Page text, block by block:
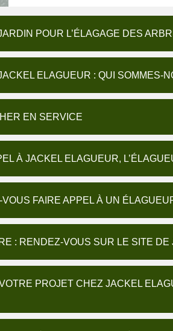
POUR L’ÉLAGAGE DES
ELAGUEUR : QUI SOMMES-
EN SERVICE
À JACKEL ELAGUEUR,
FAIRE APPEL À UN
: RENDEZ-VOUS SUR LE SITE
PROJET CHEZ JACKEL